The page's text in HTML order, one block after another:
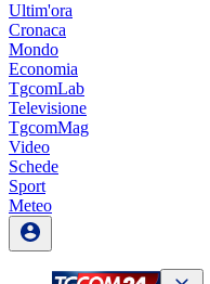
Ultim'ora
Cronaca
Mondo
Economia
TgcomLab
Televisione
TgcomMag
Video
Schede
Sport
Meteo